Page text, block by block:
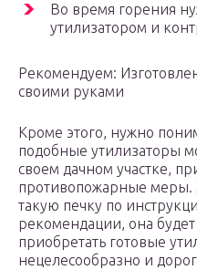
Во время горения
утилизатором и
Рекомендуем:
своими руками
Кроме этого, нужно
подобные утилизаторы
своем дачном участке,
противопожарные меры.
такую печку по
рекомендации, она
приобретать готовые
нецелесообразно и